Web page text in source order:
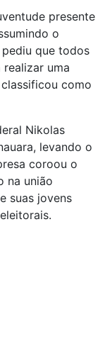
presente
o
que todos
uma
como
Nikolas
levando o
coroou o
na união
suas jovens